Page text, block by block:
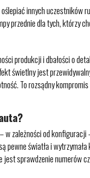
innych
przednie dla tych, którzy
produkcji i dbałości o
świetlny jest
To rozsądny
zależności od
światła i
sprawdzenie numerów